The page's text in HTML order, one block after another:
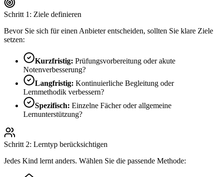
Schritt 1: Ziele definieren
Bevor Sie sich für einen Anbieter entscheiden, sollten Sie klare Ziele
setzen:
Kurzfristig: Prüfungsvorbereitung oder akute
Notenverbesserung?
Langfristig: Kontinuierliche Begleitung oder
Lernmethodik verbessern?
Spezifisch: Einzelne Fächer oder allgemeine
Lernunterstützung?
Schritt 2: Lerntyp berücksichtigen
Jedes Kind lernt anders. Wählen Sie die passende Methode: